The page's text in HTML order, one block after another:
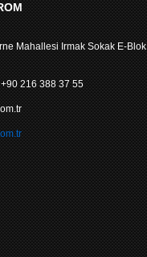
Mahallesi Irmak Sokak E-
216 388 37 55